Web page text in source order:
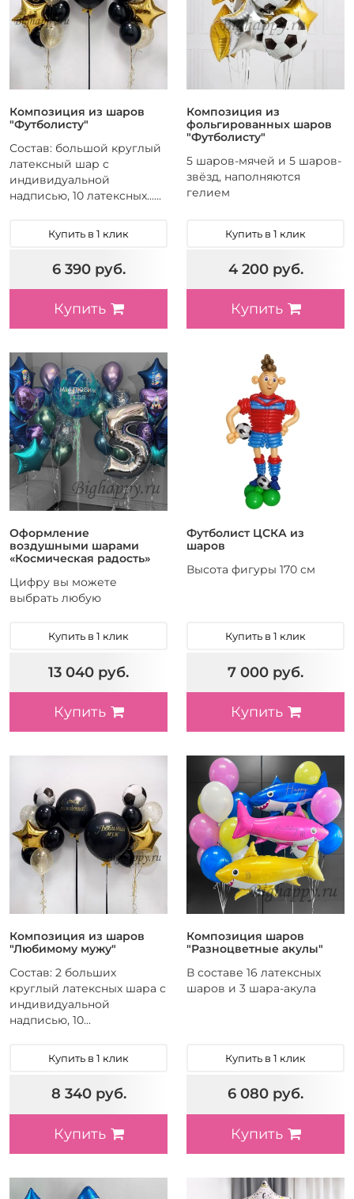
Композиция из шаров
"Футболисту"
Состав: большой круглый
латексный шар с
индивидуальной
надписью, 10 латексных......
Купить в 1 клик
6 390 руб.
Купить
Композиция из
фольгированных шаров
"Футболисту"
5 шаров-мячей и 5 шаров-
звёзд, наполняются
гелием
Купить в 1 клик
4 200 руб.
Купить
Оформление
воздушными шарами
«Космическая радость»
Цифру вы можете
выбрать любую
Купить в 1 клик
13 040 руб.
Купить
Футболист ЦСКА из
шаров
Высота фигуры 170 см
Купить в 1 клик
7 000 руб.
Купить
Композиция из шаров
"Любимому мужу"
Состав: 2 больших
круглый латексных шара с
индивидуальной
надписью, 10...
Купить в 1 клик
8 340 руб.
Купить
Композиция шаров
"Разноцветные акулы"
В составе 16 латексных
шаров и 3 шара-акула
Купить в 1 клик
6 080 руб.
Купить